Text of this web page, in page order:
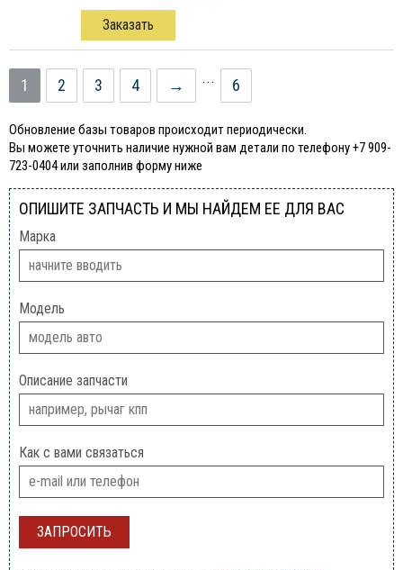
Заказать
1 2 3 4 → ... 6
Обновление базы товаров происходит периодически.
Вы можете уточнить наличие нужной вам детали по телефону +7 909-
723-0404 или заполнив форму ниже
ОПИШИТЕ ЗАПЧАСТЬ И МЫ НАЙДЕМ ЕЕ ДЛЯ ВАС
Марка
Модель
Описание запчасти
Как с вами связаться